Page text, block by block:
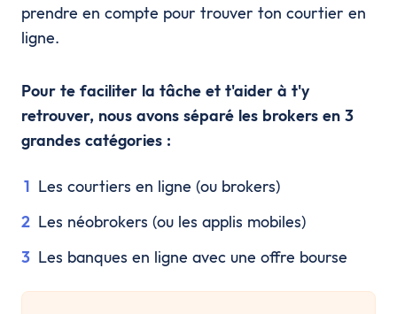
prendre en compte pour trouver ton courtier en
ligne.
Pour te faciliter la tâche et t'aider à t'y
retrouver, nous avons séparé les brokers en 3
grandes catégories :
Les courtiers en ligne (ou brokers)
Les néobrokers (ou les applis mobiles)
Les banques en ligne avec une offre bourse